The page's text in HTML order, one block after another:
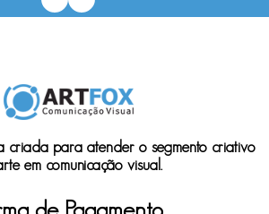
criada para atender o segmento criativo
em comunicação visual.